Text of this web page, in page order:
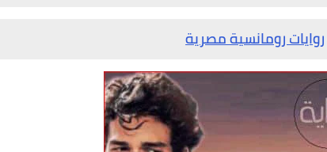
روايات رومانسية مصرية